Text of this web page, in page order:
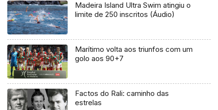
Madeira Island Ultra Swim atingiu o
limite de 250 inscritos (Áudio)
Marítimo volta aos triunfos com um
golo aos 90+7
Factos do Rali: caminho das
estrelas